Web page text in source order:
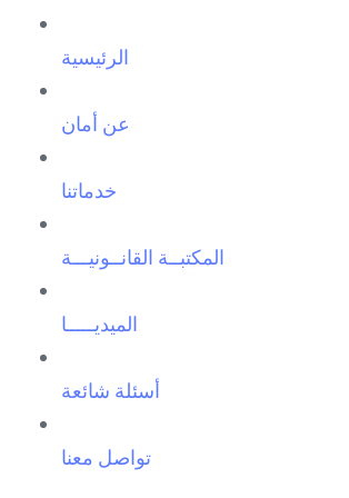
الرئيسية
عن أمان
خدماتنا
المكتبــة القانــونيـــة
الميديـــــا
أسئلة شائعة
تواصل معنا